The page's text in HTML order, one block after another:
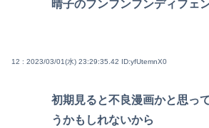
晴子のフンフンフンディフェ
12 : 2023/03/01(水) 23:29:35.42 ID:yfUtemnX0
初期見ると不良漫画かと思っ
うかもしれないから